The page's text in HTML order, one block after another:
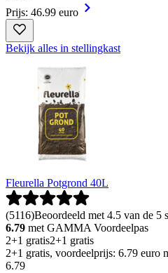
Prijs: 46.99 euro
Bekijk alles in stellingkast
Fleurella Potgrond 40L
(5116)Beoordeeld met 4.5 van de 5
6.79 met GAMMA Voordeelpas
2+1 gratis2+1 gratis
2+1 gratis, voordeelprijs: 6.79 euro
6.79